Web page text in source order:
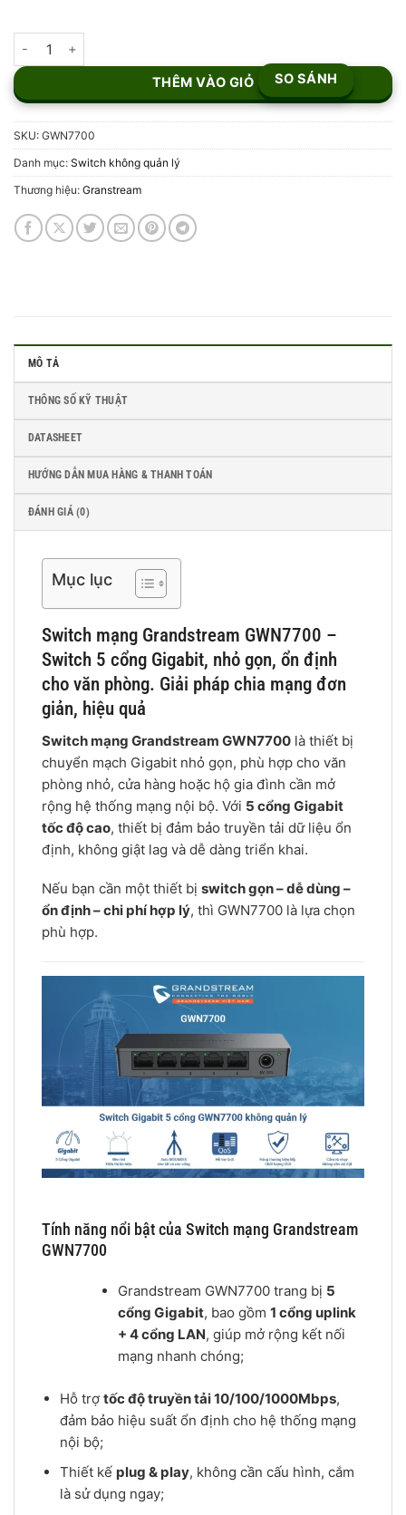
THÊM VÀO GIỎ SO SÁNH
SKU: GWN7700
Danh mục: Switch không quản lý
Thương hiệu: Granstream
MÔ TẢ
THÔNG SỐ KỸ THUẬT
DATASHEET
HƯỚNG DẪN MUA HÀNG & THANH TOÁN
ĐÁNH GIÁ (0)
Mục lục
Switch mạng Grandstream GWN7700 –
Switch 5 cổng Gigabit, nhỏ gọn, ổn định
cho văn phòng. Giải pháp chia mạng đơn
giản, hiệu quả
Switch mạng Grandstream GWN7700 là thiết bị
chuyển mạch Gigabit nhỏ gọn, phù hợp cho văn
phòng nhỏ, cửa hàng hoặc hộ gia đình cần mở
rộng hệ thống mạng nội bộ. Với 5 cổng Gigabit
tốc độ cao, thiết bị đảm bảo truyền tải dữ liệu ổn
định, không giật lag và dễ dàng triển khai.
Nếu bạn cần một thiết bị switch gọn – dễ dùng –
ổn định – chi phí hợp lý, thì GWN7700 là lựa chọn
phù hợp.
Tính năng nổi bật của Switch mạng Grandstream
GWN7700
Grandstream GWN7700 trang bị 5
cổng Gigabit, bao gồm1 cổng uplink
+ 4 cổng LAN, giúp mở rộng kết nối
mạng nhanh chóng;
Hỗ trợ tốc độ truyền tải 10/100/1000Mbps,
đảm bảo hiệu suất ổn định cho hệ thống mạng
nội bộ;
Thiết kế plug & play, không cần cấu hình, cắm
là sử dụng ngay;